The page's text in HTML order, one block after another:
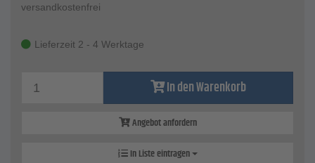
versandkostenfrei
Lieferzeit 2 - 4 Werktage
In den Warenkorb
Angebot anfordern
In Liste eintragen